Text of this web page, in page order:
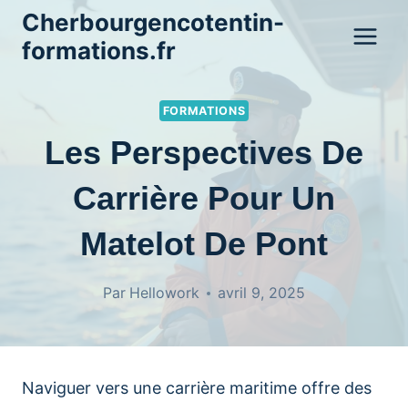
Aller
contenu
Cherbourgencotentin-
formations.fr
FORMATIONS
Les Perspectives De
Carrière Pour Un
Matelot De Pont
Par Hellowork avril 9, 2025
Naviguer vers une carrière maritime offre des